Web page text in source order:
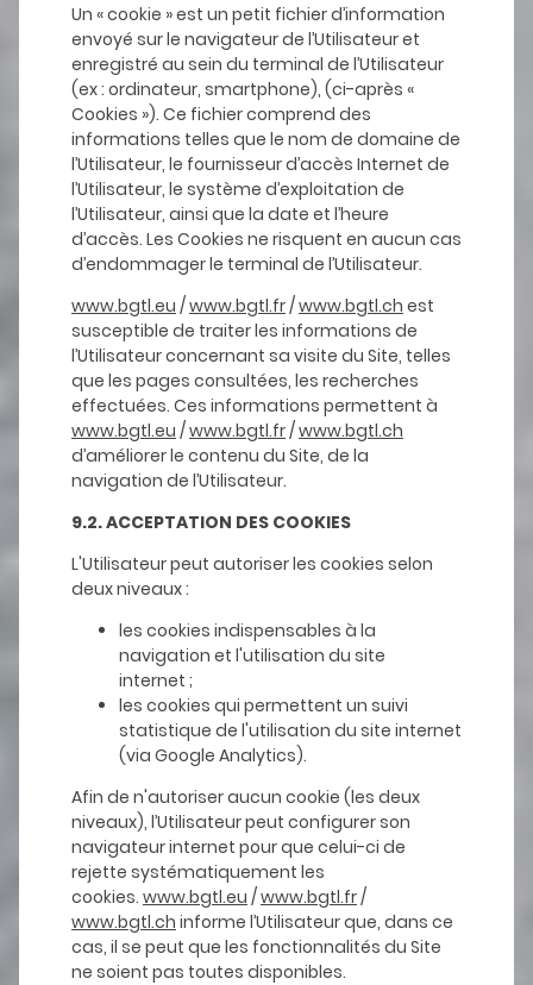
Un « cookie » est un petit fichier d’information
envoyé sur le navigateur de l’Utilisateur et
enregistré au sein du terminal de l’Utilisateur
(ex : ordinateur, smartphone), (ci-après «
Cookies »). Ce fichier comprend des
informations telles que le nom de domaine de
l’Utilisateur, le fournisseur d’accès Internet de
l’Utilisateur, le système d’exploitation de
l’Utilisateur, ainsi que la date et l’heure
d’accès. Les Cookies ne risquent en aucun cas
d’endommager le terminal de l’Utilisateur.
www.bgtl.eu /www.bgtl.fr/www.bgtl.ch est
susceptible de traiter les informations de
l’Utilisateur concernant sa visite du Site, telles
que les pages consultées, les recherches
effectuées. Ces informations permettent à
www.bgtl.eu /www.bgtl.fr/www.bgtl.ch
d’améliorer le contenu du Site, de la
navigation de l’Utilisateur.
9.2. ACCEPTATION DES COOKIES
L'Utilisateur peut autoriser les cookies selon
deux niveaux :
les cookies indispensables à la
navigation et l'utilisation du site
internet ;
les cookies qui permettent un suivi
statistique de l'utilisation du site internet
(via Google Analytics).
Afin de n'autoriser aucun cookie (les deux
niveaux), l’Utilisateur peut configurer son
navigateur internet pour que celui-ci de
rejette systématiquement les
cookies. www.bgtl.eu /www.bgtl.fr/
www.bgtl.ch informe l’Utilisateur que, dans ce
cas, il se peut que les fonctionnalités du Site
ne soient pas toutes disponibles.